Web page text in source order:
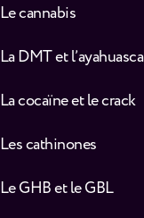
Le cannabis
La DMT et l’ayahuasca
La cocaïne et le crack
Les cathinones
Le GHB et le GBL